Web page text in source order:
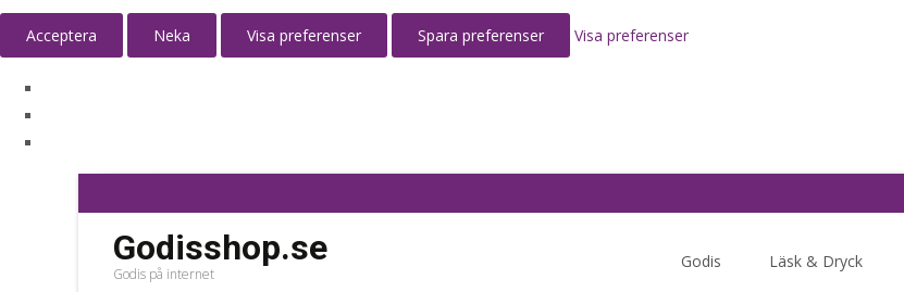
Acceptera Neka Visa preferenser Spara preferenser Visa preferenser
Godisshop.se
Godis på internet
Godis Läsk & Dryck